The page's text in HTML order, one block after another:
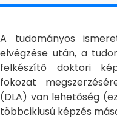
A tudományos
elvégzése után, a
felkészítő doktori
fokozat
(DLA) van lehetőség
többciklusú képzés